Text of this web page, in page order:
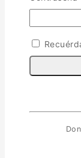
Escala 1/
Escala
Escala